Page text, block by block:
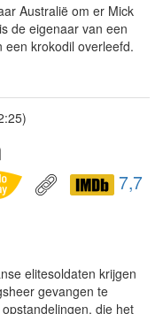
Australië om er Mick
de eigenaar van een
krokodil overleefd.
7,7
elitesoldaten krijgen
gevangen te
die het